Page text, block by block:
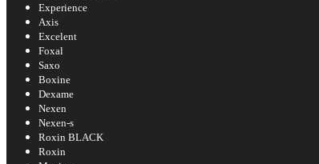
Experience
Axis
Excelent
Foxal
Saxo
Boxine
Dexame
Nexen
Nexen-s
Roxin BLACK
Roxin